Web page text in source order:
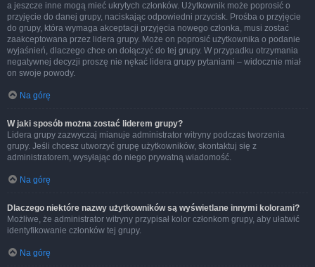
a jeszcze inne mogą mieć ukrytych członków. Użytkownik może poprosić o
przyjęcie do danej grupy, naciskając odpowiedni przycisk. Prośba o przyjęcie
do grupy, która wymaga akceptacji przyjęcia nowego członka, musi zostać
zaakceptowana przez lidera grupy. Może on poprosić użytkownika o podanie
wyjaśnień, dlaczego chce on dołączyć do tej grupy. W przypadku otrzymania
negatywnej decyzji proszę nie nękać lidera grupy pytaniami – widocznie miał
on swoje powody.
Na górę
W jaki sposób można zostać liderem grupy?
Lidera grupy zazwyczaj mianuje administrator witryny podczas tworzenia
grupy. Jeśli chcesz utworzyć grupę użytkowników, skontaktuj się z
administratorem, wysyłając do niego prywatną wiadomość.
Na górę
Dlaczego niektóre nazwy użytkowników są wyświetlane innymi kolorami?
Możliwe, że administrator witryny przypisał kolor członkom grupy, aby ułatwić
identyfikowanie członków tej grupy.
Na górę